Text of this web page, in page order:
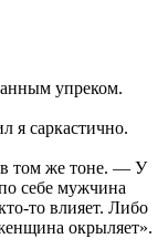
упреком.
я саркастично.
том же тоне. — У
себе мужчина
то влияет. Либо
окрыляет».